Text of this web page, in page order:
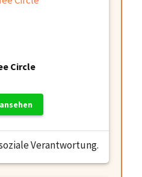
Circle
Verantwortung.